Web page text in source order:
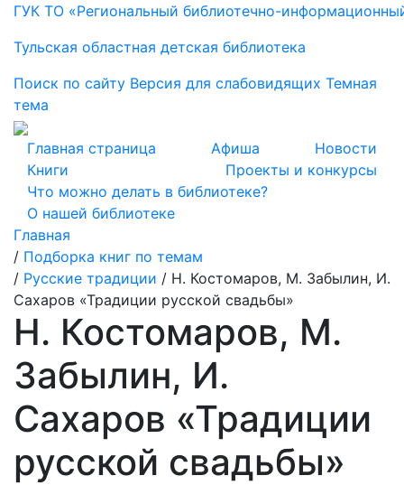
ГУК ТО «Региональный библиотечно-
Тульская областная детская библиотека
Поиск по сайту Версия для слабовидящих Темная
тема
Главная страница Афиша
Новости
Книги
Проекты и конкурсы
Что можно делать в библиотеке?
О нашей библиотеке
Главная
/ Подборка книг по темам
/ Русские традиции / Н. Костомаров, М. Забылин, И.
Сахаров «Традиции русской свадьбы»
Н. Костомаров, М.
Забылин, И.
Сахаров «Традиции
русской свадьбы»